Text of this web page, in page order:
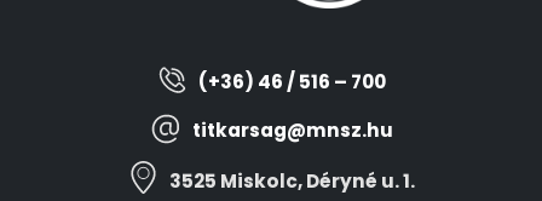
(+36) 46 / 516 – 700
titkarsag@mnsz.hu
3525 Miskolc, Déryné u. 1.